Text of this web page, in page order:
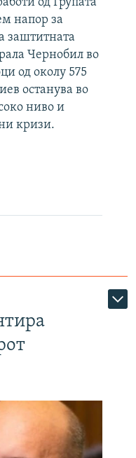
напор за
заштитната
Чернобил во
од околу 575
останува во
ниво и
кризи.